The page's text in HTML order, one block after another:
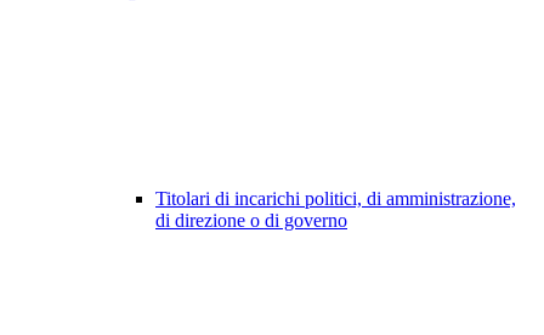
Titolari di incarichi politici, di amministrazione,
di direzione o di governo